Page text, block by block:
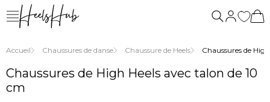
nous
Accueil Chaussures de danse Chaussure de Heels Chaussures de
Chaussures de High Heels avec talon de 10
cm